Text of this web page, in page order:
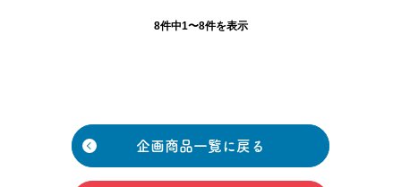
8件中1〜8件を表示
企画商品一覧に戻る